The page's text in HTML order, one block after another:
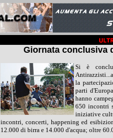
Giornata conclusiva
Si è
la
parti
hanno
650 incontri
iniziative
incontri, concerti, happening ed
12.000 di birra e 14.000 d'acqua; oltre